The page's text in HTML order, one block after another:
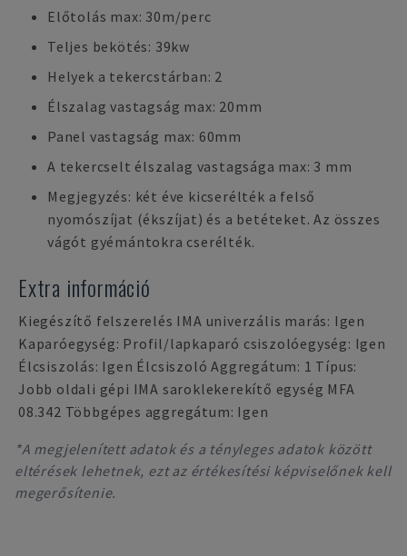
Előtolás max: 30m/perc
Teljes bekötés: 39kw
Helyek a tekercstárban: 2
Élszalag vastagság max: 20mm
Panel vastagság max: 60mm
A tekercselt élszalag vastagsága max: 3 mm
Megjegyzés: két éve kicserélték a felső
nyomószíjat (ékszíjat) és a betéteket. Az összes
vágót gyémántokra cserélték.
Extra információ
Kiegészítő felszerelés IMA univerzális marás: Igen
Kaparóegység: Profil/lapkaparó csiszolóegység: Igen
Élcsiszolás: Igen Élcsiszoló Aggregátum: 1 Típus:
Jobb oldali gépi IMA saroklekerekítő egység MFA
08.342 Többgépes aggregátum: Igen
*A megjelenített adatok és a tényleges adatok között
eltérések lehetnek, ezt az értékesítési képviselőnek kell
megerősítenie.